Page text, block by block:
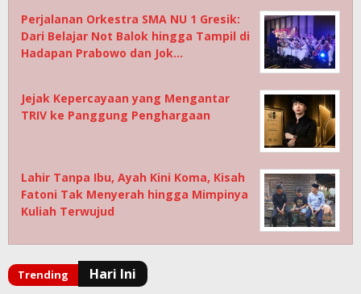
Perjalanan Orkestra SMA NU 1 Gresik:
Dari Belajar Not Balok hingga Tampil di
Hadapan Prabowo dan Jok…
Jejak Kepercayaan yang Mengantar
TRIV ke Panggung Penghargaan
Lahir Tanpa Ibu, Ayah Kini Koma, Kisah
Fatoni Tak Menyerah hingga Mimpinya
Kuliah Terwujud